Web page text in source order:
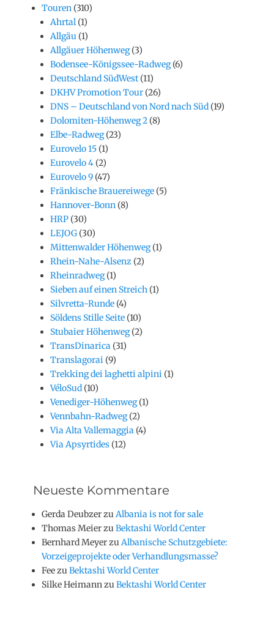
Touren (310)
Ahrtal (1)
Allgäu (1)
Allgäuer Höhenweg(3)
Bodensee-Königssee-Radweg(6)
Deutschland SüdWest(11)
DKHV Promotion Tour (26)
DNS – Deutschland von Nord nach Süd (19)
Dolomiten-Höhenweg 2 (8)
Elbe-Radweg(23)
Eurovelo 15 (1)
Eurovelo 4 (2)
Eurovelo 9 (47)
Fränkische Brauereiwege (5)
Hannover-Bonn (8)
HRP (30)
LEJOG (30)
Mittenwalder Höhenweg(1)
Rhein-Nahe-Alsenz (2)
Rheinradweg(1)
Sieben auf einen Streich (1)
Silvretta-Runde (4)
Söldens Stille Seite (10)
Stubaier Höhenweg(2)
TransDinarica (31)
Translagorai (9)
Trekking dei laghetti alpini (1)
VéloSud (10)
Venediger-Höhenweg(1)
Vennbahn-Radweg(2)
Via Alta Vallemaggia (4)
Via Apsyrtides (12)
Neueste Kommentare
Gerda DeubzerzuAlbania is not for sale
Thomas MeierzuBektashi World Center
Bernhard MeyerzuAlbanische Schutzgebiete:
Vorzeigeprojekte oder Verhandlungsmasse?
FeezuBektashi World Center
Silke HeimannzuBektashi World Center